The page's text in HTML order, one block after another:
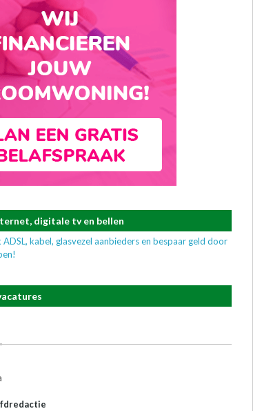
digitale tv en bellen
ADSL, kabel, glasvezel aanbieders en bespaar geld door